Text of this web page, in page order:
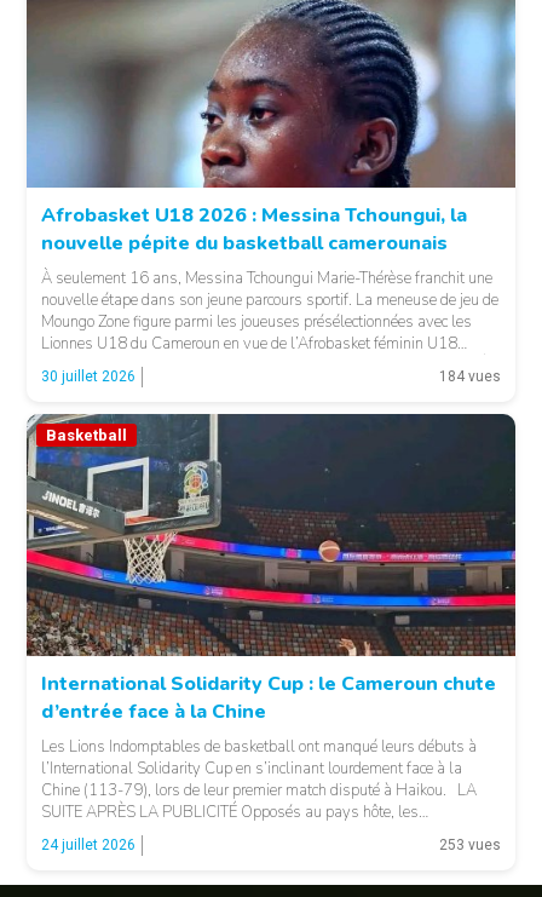
© Basket 237
© 237lions.com
Afrobasket U18 2026 : Messina Tchoungui, la
nouvelle pépite du basketball camerounais
À seulement 16 ans, Messina Tchoungui Marie-Thérèse franchit une
nouvelle étape dans son jeune parcours sportif. La meneuse de jeu de
Moungo Zone figure parmi les joueuses présélectionnées avec les
Lionnes U18 du Cameroun en vue de l’Afrobasket féminin U18
2026, qui se déroulera à Abidjan, en Côte d’Ivoire. LA SUITE APRÈS
LA PUBLICITÉ […]
30 juillet 2026 184 vues
© 237lions.com
Basketball
International Solidarity Cup : le Cameroun chute
d’entrée face à la Chine
Les Lions Indomptables de basketball ont manqué leurs débuts à
l’International Solidarity Cup en s’inclinant lourdement face à la
Chine (113-79), lors de leur premier match disputé à Haikou. LA
SUITE APRÈS LA PUBLICITÉ Opposés au pays hôte, les
Camerounais ont rapidement été mis en difficulté par l’adresse
offensive et l’intensité des Chinois, qui […]
24 juillet 2026 253 vues